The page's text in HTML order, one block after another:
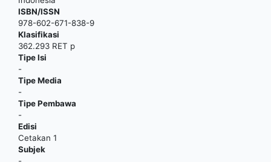
ISBN/ISSN
978-602-671-838-9
Klasifikasi
362.293 RET p
Tipe Isi
-
Tipe Media
-
Tipe Pembawa
-
Edisi
Cetakan 1
Subjek